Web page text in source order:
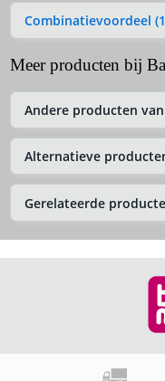
Combinatievoordeel
Meer producten bij
Andere producten van
Alternatieve
Gerelateerde